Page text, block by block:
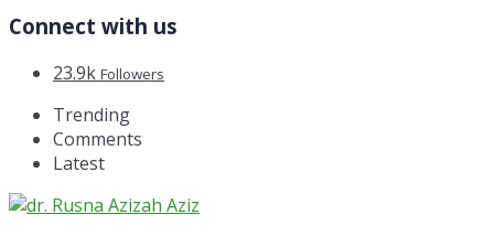
Connect with us
23.9k Followers
Trending
Comments
Latest